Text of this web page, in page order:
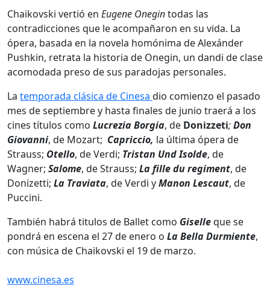
Chaikovski vertió en Eugene Onegintodas las
contradicciones que le acompañaron en su vida. La
ópera, basada en la novela homónima de Alexánder
Pushkin, retrata la historia de Onegin, un dandi de clase
acomodada preso de sus paradojas personales.
La temporada clásica de Cinesa dio comienzo el pasado
mes de septiembre y hasta finales de junio traerá a los
cines títulos como Lucrezia Borgia, de Donizzeti;Don
Giovanni, de Mozart; Capriccio, la última ópera de
Strauss; Otello, de Verdi; Tristan Und Isolde, de
Wagner; Salome, de Strauss; La fille du regiment, de
Donizetti; La Traviata, de Verdi yManon Lescaut, de
Puccini.
También habrá titulos de Ballet como Giselleque se
pondrá en escena el 27 de enero o LaBella Durmiente,
con música de Chaikovski el 19 de marzo.
www.cinesa.es